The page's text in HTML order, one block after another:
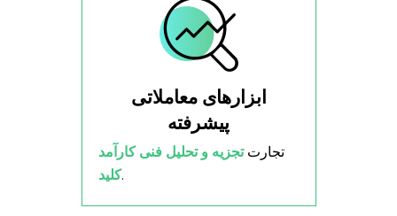
ابزارهای معاملاتی
پیشرفته
تجارتتجزیه و تحلیل فنی کارآمد
کلید.